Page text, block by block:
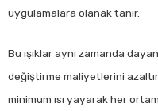
uygulamalara olanak tanır.
Bu ışıklar aynı zamanda
değiştirme maliyetlerini
minimum ısı yayarak her